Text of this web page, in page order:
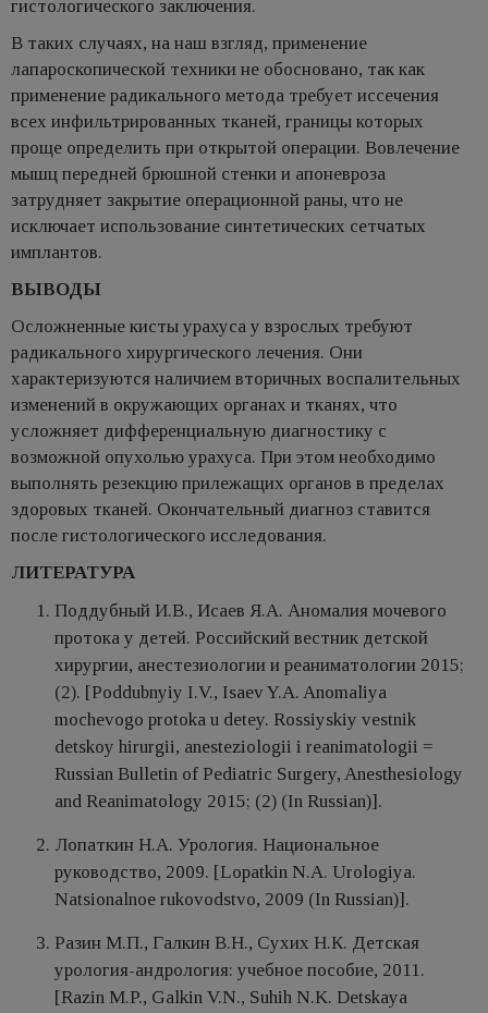
гистологического заключения.
В таких случаях, на наш взгляд, применение
лапароскопической техники не обосновано, так как
применение радикального метода требует иссечения
всех инфильтрированных тканей, границы которых
проще определить при открытой операции. Вовлечение
мышц передней брюшной стенки и апоневроза
затрудняет закрытие операционной раны, что не
исключает использование синтетических сетчатых
имплантов.
ВЫВОДЫ
Осложненные кисты урахуса у взрослых требуют
радикального хирургического лечения. Они
характеризуются наличием вторичных воспалительных
изменений в окружающих органах и тканях, что
усложняет дифференциальную диагностику с
возможной опухолью урахуса. При этом необходимо
выполнять резекцию прилежащих органов в пределах
здоровых тканей. Окончательный диагноз ставится
после гистологического исследования.
ЛИТЕРАТУРА
Поддубный И.В., Исаев Я.А. Аномалия мочевого
протока у детей. Российский вестник детской
хирургии, анестезиологии и реаниматологии 2015;
(2). [Poddubnyiy I.V., Isaev Y.A. Anomaliya
mochevogo protoka u detey. Rossiyskiy vestnik
detskoy hirurgii, anesteziologii i reanimatologii =
Russian Bulletin of Pediatric Surgery, Anesthesiology
and Reanimatology 2015; (2) (In Russian)].
Лопаткин Н.А. Урология. Национальное
руководство, 2009. [Lopatkin N.A. Urologiya.
Natsionalnoe rukovodstvo, 2009 (In Russian)].
Разин М.П., Галкин В.Н., Сухих Н.К. Детская
урология-андрология: учебное пособие, 2011.
[Razin M.P., Galkin V.N., Suhih N.K. Detskaya